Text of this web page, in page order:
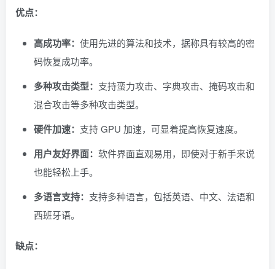
优点：
高成功率： 使用先进的算法和技术，据称具有较高的密
码恢复成功率。
多种攻击类型： 支持蛮力攻击、字典攻击、掩码攻击和
混合攻击等多种攻击类型。
硬件加速： 支持 GPU 加速，可显着提高恢复速度。
用户友好界面： 软件界面直观易用，即使对于新手来说
也能轻松上手。
多语言支持： 支持多种语言，包括英语、中文、法语和
西班牙语。
缺点：